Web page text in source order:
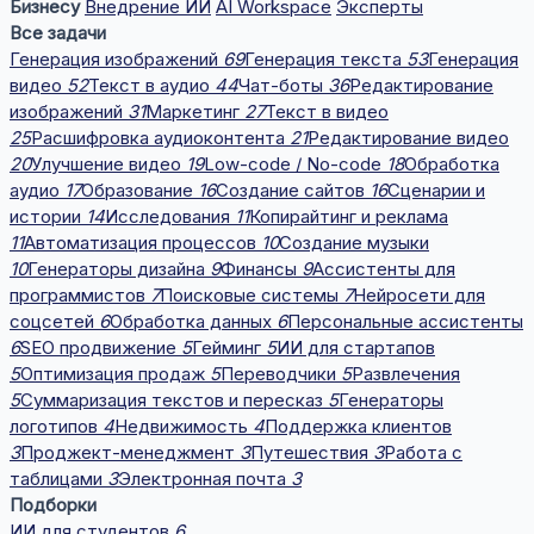
Бизнесу Внедрение ИИ AI Workspace Эксперты
Все задачи
Генерация изображений 69Генерация текста 53Генерация
видео 52Текст в аудио 44Чат-боты 36Редактирование
изображений 31Маркетинг 27Текст в видео
25Расшифровка аудиоконтента 21Редактирование видео
20Улучшение видео 19Low-code / No-code 18Обработка
аудио 17Образование 16Создание сайтов 16Сценарии и
истории 14Исследования 11Копирайтинг и реклама
11Автоматизация процессов 10Создание музыки
10Генераторы дизайна 9Финансы 9Ассистенты для
программистов 7Поисковые системы 7Нейросети для
соцсетей 6Обработка данных 6Персональные ассистенты
6SEO продвижение 5Гейминг 5ИИ для стартапов
5Оптимизация продаж 5Переводчики 5Развлечения
5Суммаризация текстов и пересказ 5Генераторы
логотипов 4Недвижимость 4Поддержка клиентов
3Проджект-менеджмент 3Путешествия 3Работа с
таблицами 3Электронная почта 3
Подборки